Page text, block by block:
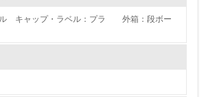
果を定期的に検証して次の活動に活
ル キャップ・ラベル：プラ 外箱：段ボー